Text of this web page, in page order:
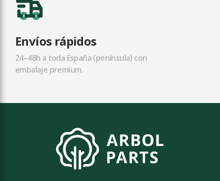
Envíos rápidos
24–48h a toda España (península) con
embalaje premium.